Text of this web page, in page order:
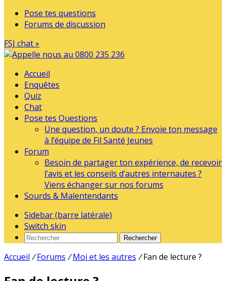
Pose tes questions
Forums de discussion
FSJ chat »
Accueil
Enquêtes
Quiz
Chat
Pose tes Questions
Une question, un doute ? Envoie ton message
à l’équipe de Fil Santé Jeunes
Forum
Besoin de partager ton expérience, de recevoir
l’avis et les conseils d’autres internautes ?
Viens échanger sur nos forums
Sourds & Malentendants
Sidebar (barre latérale)
Switch skin
Rechercher
Accueil / Forums / Moi et les autres / Fan de lecture ?